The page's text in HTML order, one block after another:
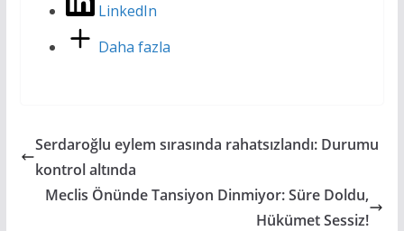
LinkedIn
Daha fazla
Serdaroğlu eylem sırasında rahatsızlandı: Durumu
kontrol altında
Meclis Önünde Tansiyon Dinmiyor: Süre Doldu,
Hükümet Sessiz!